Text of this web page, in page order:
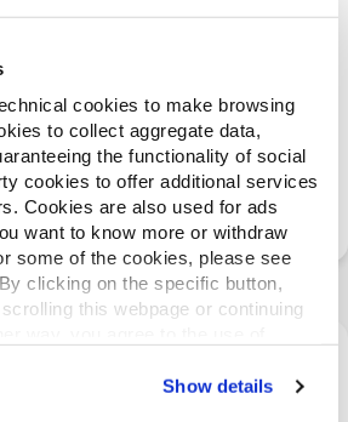
cookies to make browsing
to collect aggregate data,
the functionality of social
cookies to offer additional services
Cookies are also used for ads
want to know more or withdraw
some of the cookies, please see
clicking on the specific button,
this webpage or continuing
Show details
de stérilisations, 15 minimum
d'une ou deux cages trappes.
petits abris à mettre un peu
Imposer la présence des
perçus comme de la vermine
ABOUT THE
PROPOSING THE